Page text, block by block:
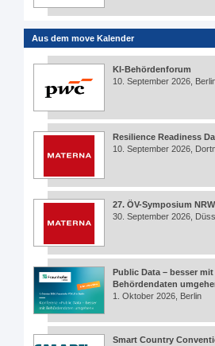
Aus dem move Kalender
KI-Behördenforum
10. September 2026,
Resilience Readiness
10. September 2026,
27. ÖV-Symposium NRW
30. September 2026,
Public Data – besser mit
Behördendaten
1. Oktober 2026, Berlin
Smart Country